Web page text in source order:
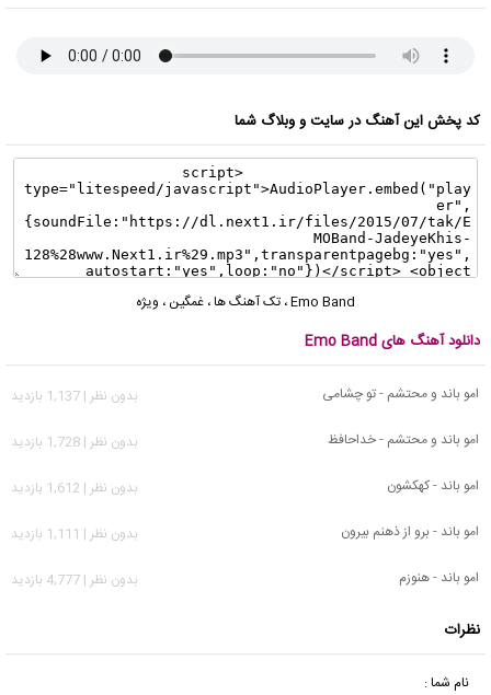
کد پخش این آهنگ در سایت و وبلاگ شما
Emo Band، تک آهنگ ها، غمگین ، ویژه
دانلود آهنگ های Emo Band
امو باند و محتشم - تو چشامی
بدون نظر | 1,137 بازدید
امو باند و محتشم - خداحافظ
بدون نظر | 1,728 بازدید
امو باند - کهکشون
بدون نظر | 1,612 بازدید
امو باند - برو از ذهنم بیرون
بدون نظر | 1,111 بازدید
امو باند - هنوزم
بدون نظر | 4,777 بازدید
نظرات
نام شما :